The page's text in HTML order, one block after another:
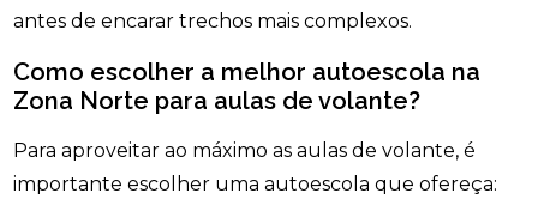
antes de encarar trechos mais complexos.
Como escolher a melhor autoescola na
Zona Norte para aulas de volante?
Para aproveitar ao máximo as aulas de volante, é
importante escolher uma autoescola que ofereça: